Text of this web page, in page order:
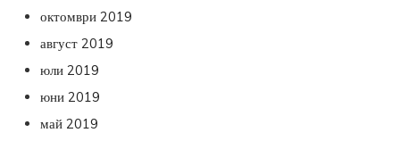
октомври 2019
август 2019
юли 2019
юни 2019
май 2019